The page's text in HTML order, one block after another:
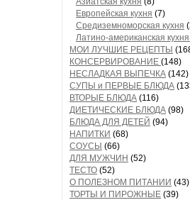
Европейская кухня (7)
Средиземноморская кухня
Латино-американская
МОИ ЛУЧШИЕ РЕЦЕПТЫ
КОНСЕРВИРОВАНИЕ (148)
НЕСЛАДКАЯ ВЫПЕЧКА (142)
СУПЫ и ПЕРВЫЕ БЛЮДА
ВТОРЫЕ БЛЮДА (116)
ДИЕТИЧЕСКИЕ БЛЮДА (98)
БЛЮДА ДЛЯ ДЕТЕЙ (94)
НАПИТКИ (68)
СОУСЫ (66)
ДЛЯ МУЖЧИН (52)
ТЕСТО (52)
О ПОЛЕЗНОМ ПИТАНИИ (43)
ТОРТЫ И ПИРОЖНЫЕ (39)